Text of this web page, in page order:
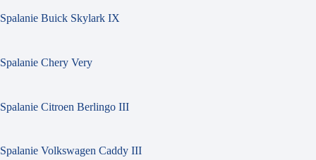
Spalanie Buick Skylark IX
Spalanie Chery Very
Spalanie Citroen Berlingo III
Spalanie Volkswagen Caddy III